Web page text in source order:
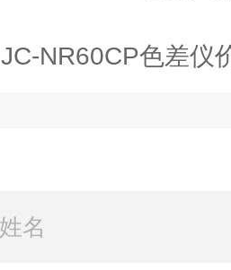
JC-NR60CP色差仪